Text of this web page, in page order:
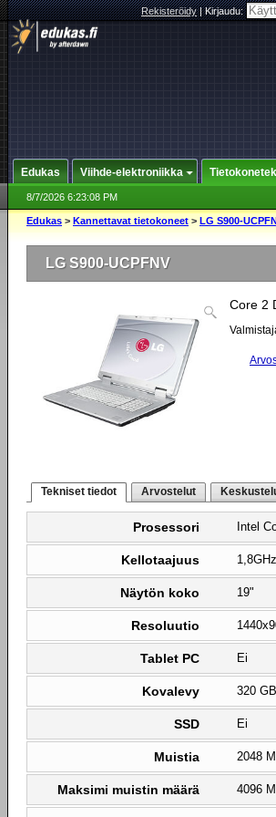
Rekisteröidy|Kirjaudu:
Edukas Viihde-elektroniikka
8/7/2026 6:23:08 PM
Edukas > Kannettavat tietokoneet > LG S900-
LG S900-UCPFNV
Core 2
Tekniset tiedot Arvostelut
Prosessori Intel
Kellotaajuus 1,8GHz
Näytön koko 19"
Resoluutio
Tablet PC Ei
Kovalevy 320 GB
SSD Ei
Muistia 2048
Maksimi muistin määrä 4096